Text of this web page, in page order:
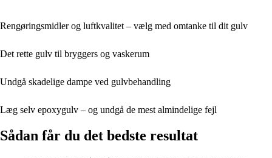
Rengøringsmidler og luftkvalitet – vælg med omtanke til dit gulv
Det rette gulv til bryggers og vaskerum
Undgå skadelige dampe ved gulvbehandling
Læg selv epoxygulv – og undgå de mest almindelige fejl
Sådan får du det bedste resultat